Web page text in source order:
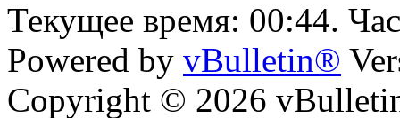
Текущее время: 00:44.
Powered by vBulletin®
Copyright © 2026